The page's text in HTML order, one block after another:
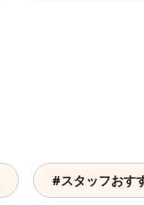
#スタッフおす